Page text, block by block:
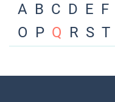
A B C D E F
O P Q R S T